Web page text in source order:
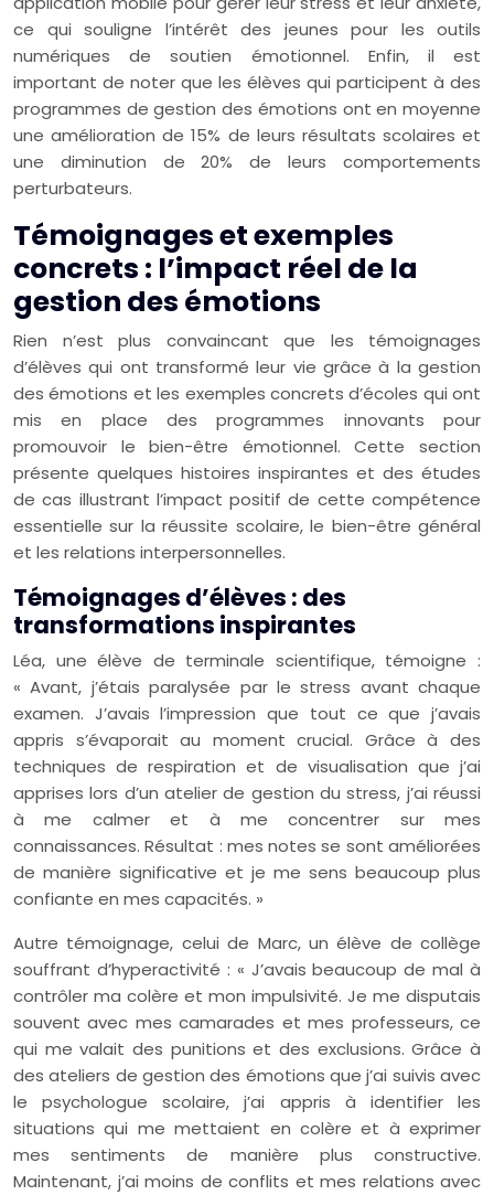
ce qui souligne l’intérêt des jeunes pour les outils
numériques de soutien émotionnel. Enfin, il est
important de noter que les élèves qui participent à des
programmes de gestion des émotions ont en moyenne
une amélioration de 15% de leurs résultats scolaires et
une diminution de 20% de leurs comportements
perturbateurs.
Témoignages et exemples
concrets : l’impact réel de la
gestion des émotions
Rien n’est plus convaincant que les témoignages
d’élèves qui ont transformé leur vie grâce à la gestion
des émotions et les exemples concrets d’écoles qui ont
mis en place des programmes innovants pour
promouvoir le bien-être émotionnel. Cette section
présente quelques histoires inspirantes et des études
de cas illustrant l’impact positif de cette compétence
essentielle sur la réussite scolaire, le bien-être général
et les relations interpersonnelles.
Témoignages d’élèves : des
transformations inspirantes
Léa, une élève de terminale scientifique, témoigne :
« Avant, j’étais paralysée par le stress avant chaque
examen. J’avais l’impression que tout ce que j’avais
appris s’évaporait au moment crucial. Grâce à des
techniques de respiration et de visualisation que j’ai
apprises lors d’un atelier de gestion du stress, j’ai réussi
à me calmer et à me concentrer sur mes
connaissances. Résultat : mes notes se sont améliorées
de manière significative et je me sens beaucoup plus
confiante en mes capacités. »
Autre témoignage, celui de Marc, un élève de collège
souffrant d’hyperactivité : « J’avais beaucoup de mal à
contrôler ma colère et mon impulsivité. Je me disputais
souvent avec mes camarades et mes professeurs, ce
qui me valait des punitions et des exclusions. Grâce à
des ateliers de gestion des émotions que j’ai suivis avec
le psychologue scolaire, j’ai appris à identifier les
situations qui me mettaient en colère et à exprimer
mes sentiments de manière plus constructive.
Maintenant, j’ai moins de conflits et mes relations avec